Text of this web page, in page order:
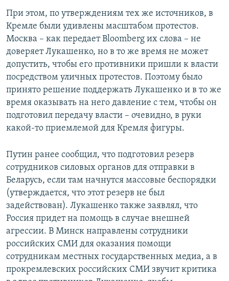
При этом, по утверждениям тех же источников, в
Кремле были удивлены масштабом протестов.
Москва – как передает Bloomberg их слова – не
доверяет Лукашенко, но в то же время не может
допустить, чтобы его противники пришли к власти
посредством уличных протестов. Поэтому было
принято решение поддержать Лукашенко и в то же
время оказывать на него давление с тем, чтобы он
подготовил передачу власти – очевидно, в руки
какой-то приемлемой для Кремля фигуры.
Путин ранее сообщил, что подготовил резерв
сотрудников силовых органов для отправки в
Беларусь, если там начнутся массовые беспорядки
(утверждается, что этот резерв не был
задействован). Лукашенко также заявлял, что
Россия придет на помощь в случае внешней
агрессии. В Минск направлены сотрудники
российских СМИ для оказания помощи
сотрудникам местных государственных медиа, а в
прокремлевских российских СМИ звучит критика